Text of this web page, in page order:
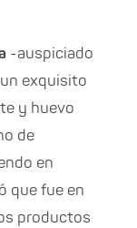
-auspiciado
exquisito
y huevo
de
en
quefue en
productos